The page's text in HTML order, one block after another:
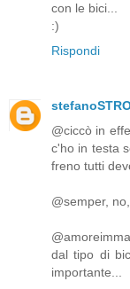
con le bici...
:)
Rispondi
@ciccò in
c'ho in testa
freno tutti
@semper,
dal tipo di
importante...